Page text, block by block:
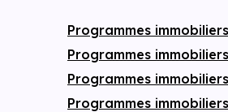
Programmes
Programmes
Programmes
Programmes